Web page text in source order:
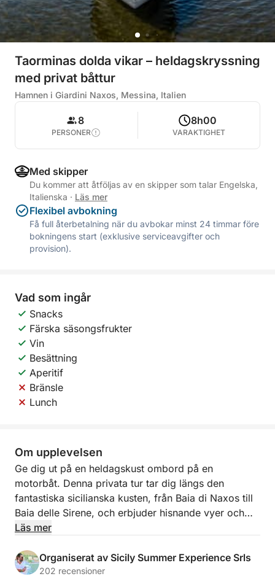
Taorminas dolda vikar – heldagskryssning
med privat båttur
Hamnen i Giardini Naxos, Messina, Italien
8
PERSONER
8h00
VARAKTIGHET
Med skipper
Du kommer att åtföljas av en skipper som talar Engelska,
Italienska · Läs mer
Flexibel avbokning
Få full återbetalning när du avbokar minst 24 timmar före
bokningens start (exklusive serviceavgifter och
provision).
Vad som ingår
Snacks
Färska säsongsfrukter
Vin
Besättning
Aperitif
Bränsle
Lunch
Om upplevelsen
Ge dig ut på en heldagskust ombord på en
motorbåt. Denna privata tur tar dig längs den
fantastiska sicilianska kusten, från Baia di Naxos till
Baia delle Sirene, och erbjuder hisnande vyer och
dolda pärlor.
Slappna av och njut av havets skönhet medan du
upptäcker pittoreska platser som Grotta dell'Amore,
Läs mer
Organiserat av Sicily Summer Experience Srls
202 recensioner